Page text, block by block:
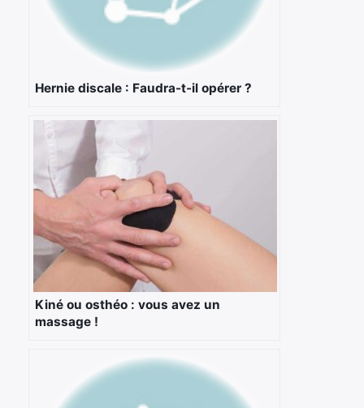
Hernie discale : Faudra-t-il opérer ?
Kiné ou osthéo : vous avez un
massage !